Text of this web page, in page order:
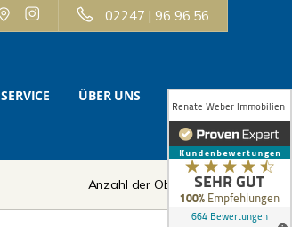
02247 | 96 96 56
SERVICE ÜBER UNS KONTAKT
Anzahl der Objekte:2 | 2